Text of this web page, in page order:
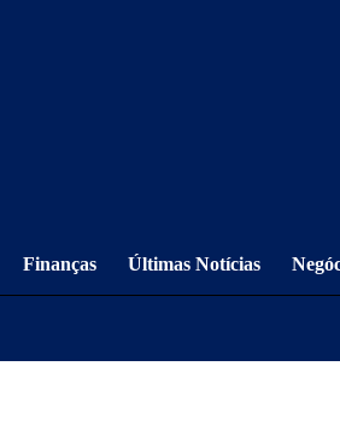
Finanças Últimas Notícias